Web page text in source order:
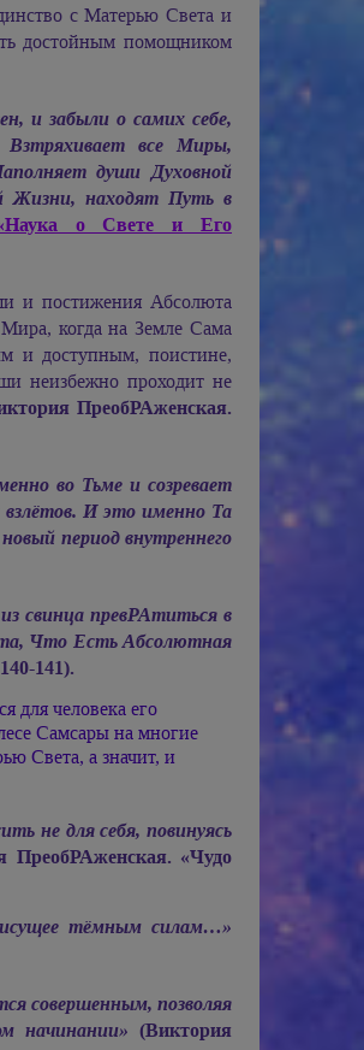
с Матерью Света и
достойным помощником
и забыли о самих себе,
все Миры,
души Духовной
Жизни, находят Путь в
о Свете и Его
и постижения Абсолюта
когда на Земле Сама
и доступным, поистине,
неизбежно проходит не
ПреобРАженская.
во Тьме и созревает
взлётов. И это именно Та
период внутреннего
свинца превРАтиться в
Что Есть Абсолютная
141).
для человека его
Самсары на многие
Света, а значит, и
не для себя, повинуясь
ПреобРАженская. «Чудо
тёмным силам…»
совершенным, позволяя
начинании» (Виктория